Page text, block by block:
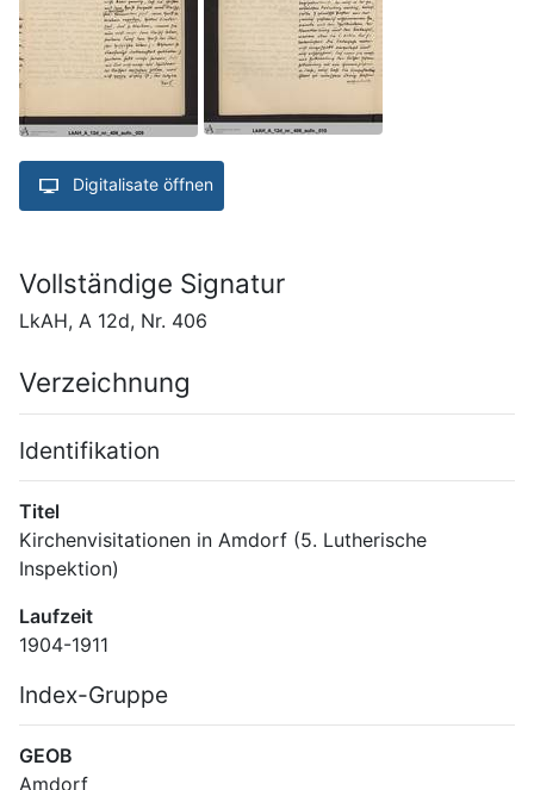
Digitalisate öffnen
Vollständige Signatur
LkAH, A 12d, Nr. 406
Verzeichnung
Identifikation
Titel
Kirchenvisitationen in Amdorf (5. Lutherische
Inspektion)
Laufzeit
1904-1911
Index-Gruppe
GEOB
Amdorf